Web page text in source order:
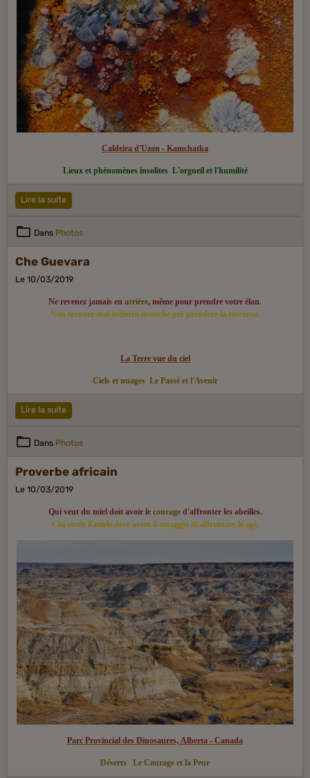
Caldeira d'Uzon - Kamchatka
Lieux et phénomènes insolites L'orgueil et l'humilité
Lire la suite
Dans Photos
Che Guevara
Le 10/03/2019
Ne revenez jamais en arrière, même pour prendre votre élan.
Non tornare mai indietro neanche per prendere la rincorsa.
La Terre vue du ciel
Ciels et nuages Le Passé et l'Avenir
Lire la suite
Dans Photos
Proverbe africain
Le 10/03/2019
Qui veut du miel doit avoir le couraged'affronter les abeilles.
Chi vuole il miele deve avere il coraggio di affrontare le api.
Parc Provincial des Dinosaures, Alberta - Canada
Déserts Le Courage et la Peur